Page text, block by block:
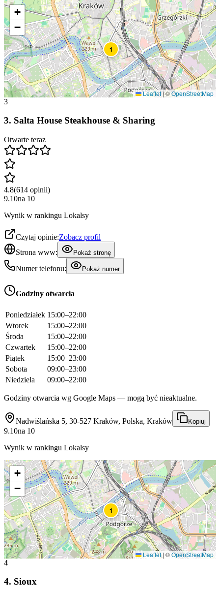
1
+
−
Leaflet|©OpenStreetMap
3
3. Salta House Steakhouse & Sharing
Otwarte teraz
4.8(614 opinii)
9.10na 10
Wynik w rankingu Lokalsy
Czytaj opinie:Zobacz profil
Strona www:
Pokaż stronę
Numer telefonu: Pokaż numer
Godziny otwarcia
Poniedziałek 15:00–22:00
Wtorek
15:00–22:00
Środa
15:00–22:00
Czwartek
15:00–22:00
Piątek
15:00–23:00
Sobota
09:00–23:00
Niedziela
09:00–22:00
Godziny otwarcia wg Google Maps — mogą być nieaktualne.
Nadwiślańska 5, 30-527 Kraków, Polska, Kraków Kopiuj
9.10na 10
Wynik w rankingu Lokalsy
1
+
−
Leaflet | ©OpenStreetMap
4
4. Sioux